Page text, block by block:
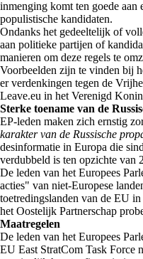
inmenging komt ten goede aan
populistische kandidaten.
Ondanks het gedeeltelijk of
aan politieke partijen of
manieren om deze regels te
Voorbeelden zijn te vinden bij
er verdenkingen tegen de
Leave.eu in het Verenigd
Sterke toename van de
EP-leden maken zich ernstig
karakter van de Russische
desinformatie in Europa die
verdubbeld is ten opzichte van
De leden van het Europees
acties" van niet-Europese
toetredingslanden van de EU
het Oostelijk Partnerschap
Maatregelen
De leden van het Europees
EU East StratCom Task Force